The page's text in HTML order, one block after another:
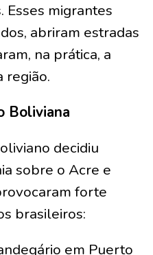
Esses migrantes
abriram estradas
na prática, a
região.
Boliviana
decidiu
sobre o Acre e
forte
brasileiros:
em Puerto